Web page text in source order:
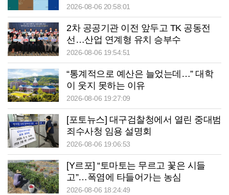
2026-08-06 20:58:01
2차 공공기관 이전 앞두고 TK 공동전
선…산업 연계형 유치 승부수
2026-08-06 19:54:51
“통계적으로 예산은 늘었는데…” 대학
이 웃지 못하는 이유
2026-08-06 19:27:09
[포토뉴스] 대구검찰청에서 열린 중대범
죄수사청 임용 설명회
2026-08-06 19:06:53
[Y르포] “토마토는 무르고 꽃은 시들
고”…폭염에 타들어가는 농심
2026-08-06 18:24:49